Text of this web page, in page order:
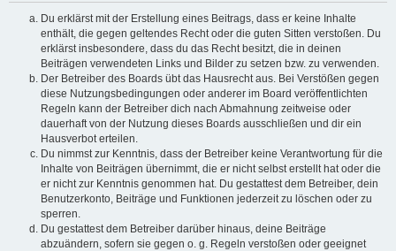
Du erklärst mit der Erstellung eines Beitrags, dass er keine Inhalte
enthält, die gegen geltendes Recht oder die guten Sitten verstoßen. Du
erklärst insbesondere, dass du das Recht besitzt, die in deinen
Beiträgen verwendeten Links und Bilder zu setzen bzw. zu verwenden.
Der Betreiber des Boards übt das Hausrecht aus. Bei Verstößen gegen
diese Nutzungsbedingungen oder anderer im Board veröffentlichten
Regeln kann der Betreiber dich nach Abmahnung zeitweise oder
dauerhaft von der Nutzung dieses Boards ausschließen und dir ein
Hausverbot erteilen.
Du nimmst zur Kenntnis, dass der Betreiber keine Verantwortung für die
Inhalte von Beiträgen übernimmt, die er nicht selbst erstellt hat oder die
er nicht zur Kenntnis genommen hat. Du gestattest dem Betreiber, dein
Benutzerkonto, Beiträge und Funktionen jederzeit zu löschen oder zu
sperren.
Du gestattest dem Betreiber darüber hinaus, deine Beiträge
abzuändern, sofern sie gegen o. g. Regeln verstoßen oder geeignet